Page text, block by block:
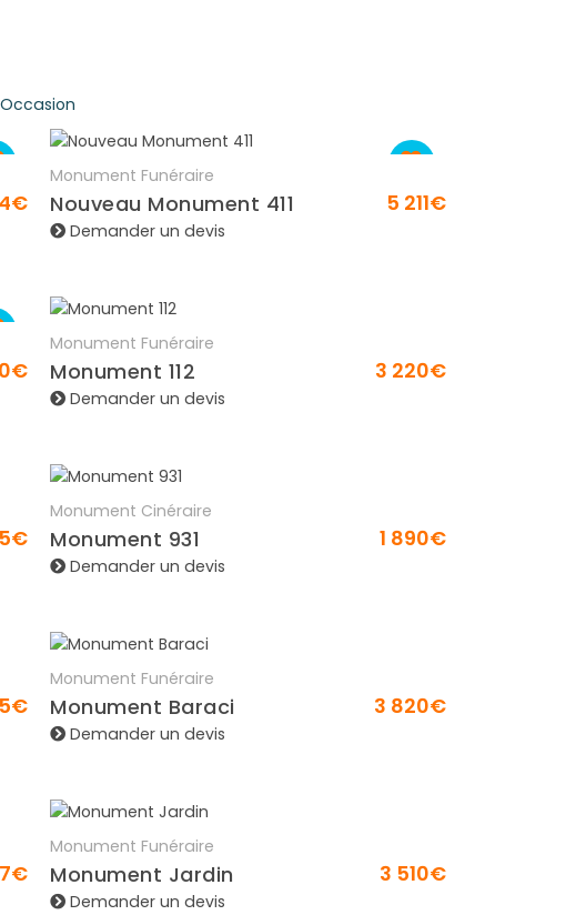
Occasion
En savoir plus
Monument Funéraire
Nouveau Monument 411
Demander un devis
5 211€
En savoir plus
Monument Funéraire
Monument 112
Demander un devis
3 220€
En savoir plus
Monument Cinéraire
Monument 931
Demander un devis
1 890€
En savoir plus
Monument Funéraire
Monument Baraci
Demander un devis
3 820€
En savoir plus
Monument Funéraire
Monument Jardin
Demander un devis
3 510€